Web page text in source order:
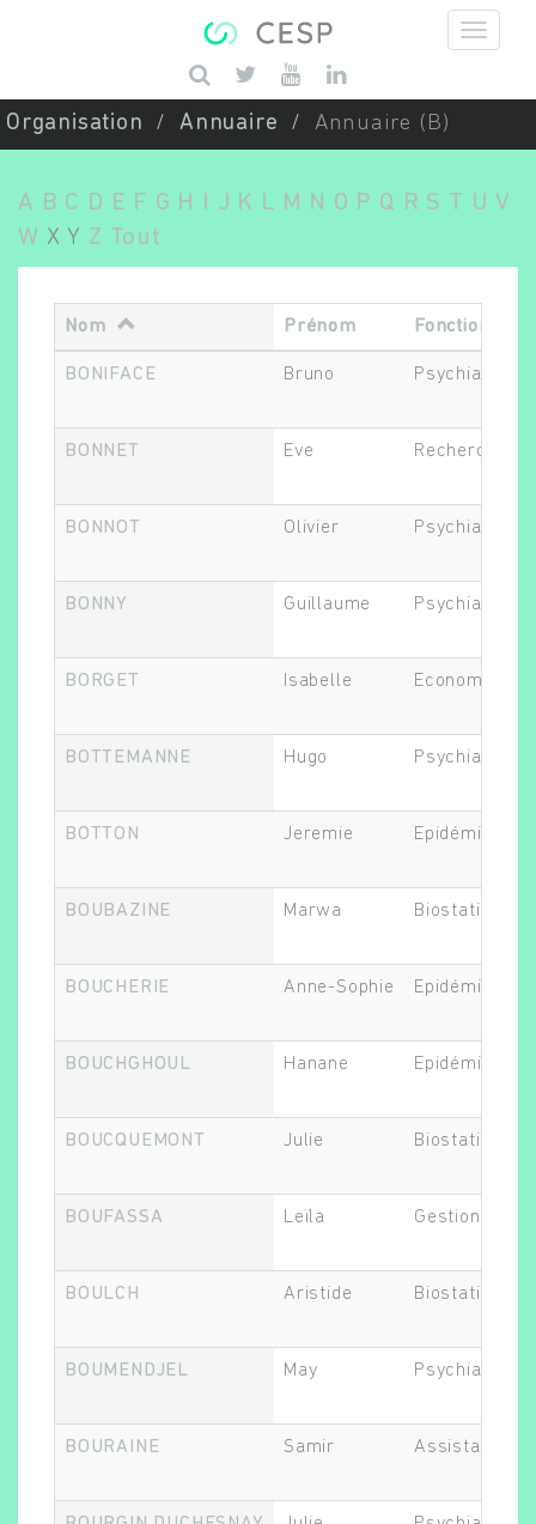
Saisissez vos mots-clés
Organisation Annuaire Annuaire (B)
A B C D E F G H J K L M N O P Q R S T U V
W X Y Z Tout
Nom Prénom Fonction
BONIFACE Bruno Psychiatre
BONNET Eve Recherche
BONNOT Olivier Psychiatre
BONNY Guillaume Psychiatre
BORGET Isabelle Economiste
BOTTEMANNE Hugo Psychiatre
BOTTON Jeremie
BOUBAZINE Marwa
BOUCHERIE Anne-Sophie
BOUCHGHOUL Hanane
BOUCQUEMONT Julie
BOUFASSA Leïla Gestionnaire
BOULCH Aristide
BOUMENDJEL May Psychiatre
BOURAINE Samir Assistant.e